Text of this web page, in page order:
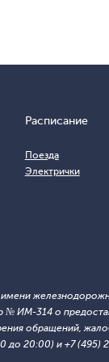
Расписание
Поезда
Электрички
ИМ-314 о
обращений,
до 20:00) и +7 (495)